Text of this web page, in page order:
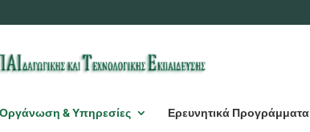
Οργάνωση & Υπηρεσίες Ερευνητικά Προγράμματα